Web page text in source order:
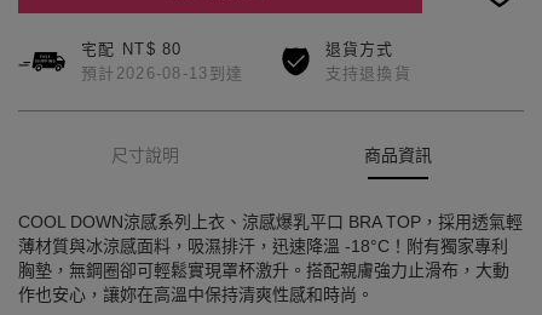
宅配 NT$ 80
預計2026-08-13到達
退貨方式
支持退換貨
尺寸說明 商品資訊
COOL DOWN涼感系列上衣、涼感爆乳平口 BRA TOP，採用透氣輕
薄材質與冰涼感面料，吸濕排汗，迅速降溫 -18°C！附有獨家專利
胸墊，無鋼圈卻可輕鬆實現罩杯激升。搭配親膚強力止滑布，大動
作也安心，讓妳在高溫中保持清爽性感和時尚。